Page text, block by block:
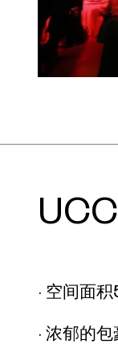
· 空间面
· 浓郁的